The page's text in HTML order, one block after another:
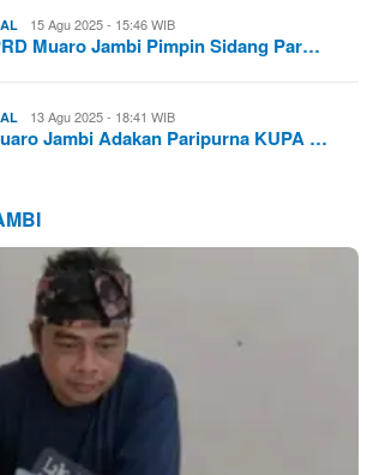
15 Agu 2025 - 15:46 WIB
Muaro Jambi Pimpin Sidang Par…
13 Agu 2025 - 18:41 WIB
Jambi Adakan Paripurna KUPA …